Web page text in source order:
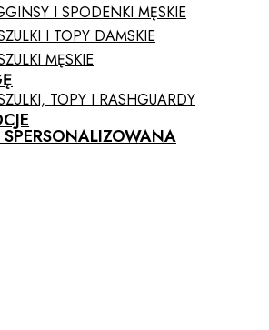
I SPODENKI MĘSKIE
I TOPY DAMSKIE
MĘSKIE
TOPY I RASHGUARDY